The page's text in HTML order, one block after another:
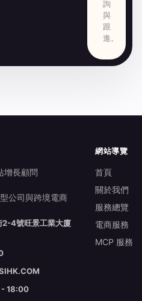
詢
與
跟
進。
增長顧問
公司與跨境電商
2-4號旺景工業大廈
- 18:00
網站導覽
首頁
關於我們
服務總覽
電商服務
MCP 服務